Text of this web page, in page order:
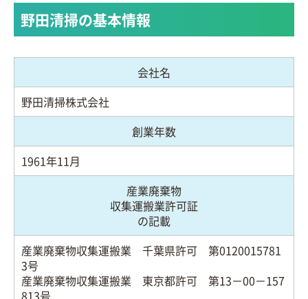
野田清掃の基本情報
会社名
野田清掃株式会社
創業年数
1961年11月
産業廃棄物
収集運搬業許可証
の記載
産業廃棄物収集運搬業 千葉県許可 第0120015781
3号
産業廃棄物収集運搬業 東京都許可 第13－00－157
813号